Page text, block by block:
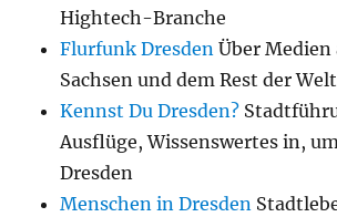
Hightech-Branche
Flurfunk Dresden Über Medien
Sachsen und dem Rest der Welt
Kennst Du Dresden?
Ausflüge, Wissenswertes in,
Dresden
Menschen in Dresden